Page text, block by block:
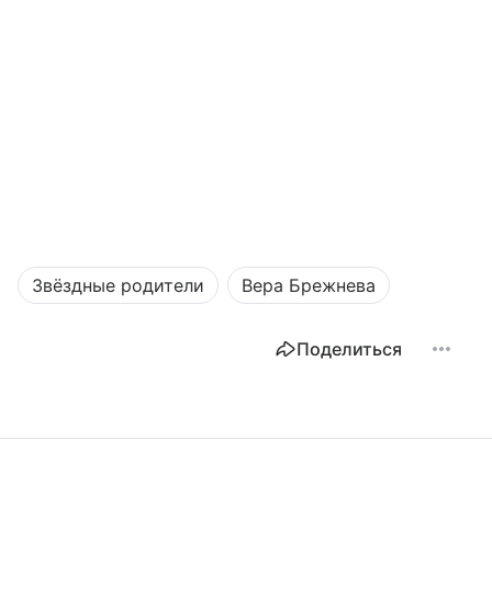
Звёздные родители Вера Брежнева
Поделиться